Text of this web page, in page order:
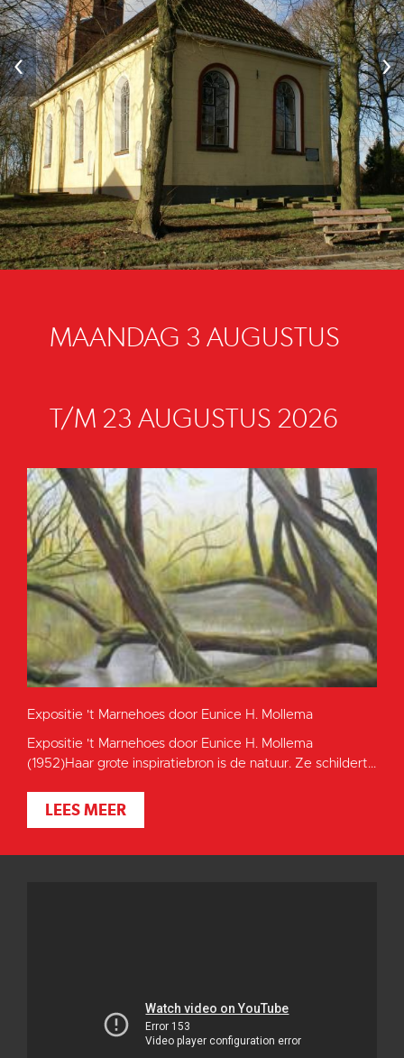
‹ ›
MAANDAG 3 AUGUSTUS
T/M 23 AUGUSTUS 2026
Expositie 't Marnehoes door Eunice H. Mollema
Expositie 't Marnehoes door Eunice H. Mollema
(1952)Haar grote inspiratiebron is de natuur. Ze schildert...
LEES MEER